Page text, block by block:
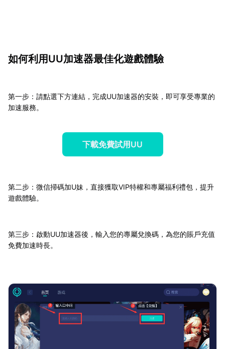
如何利用UU加速器最佳化遊戲體驗
第一步：請點選下方連結，完成UU加速器的安裝，即可享受專業的
加速服務。
下載免費試用UU
第二步：微信掃碼加U妹，直接獲取VIP特權和專屬福利禮包，提升
遊戲體驗。
第三步：啟動UU加速器後，輸入您的專屬兌換碼，為您的賬戶充值
免費加速時長。